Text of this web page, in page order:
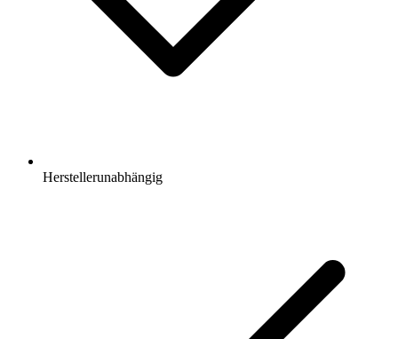
Herstellerunabhängig